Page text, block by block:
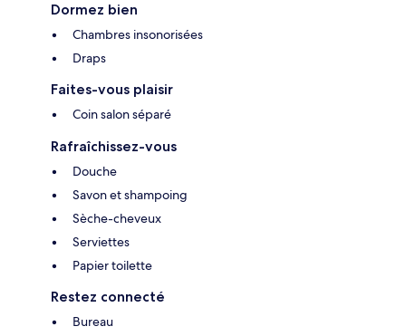
Dormez bien
Chambres insonorisées
Draps
Faites-vous plaisir
Coin salon séparé
Rafraîchissez-vous
Douche
Savon et shampoing
Sèche-cheveux
Serviettes
Papier toilette
Restez connecté
Bureau